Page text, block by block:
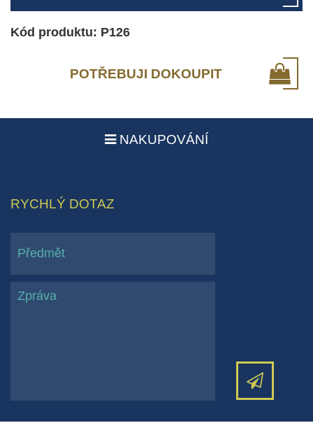
Kód produktu: P126
POTŘEBUJI DOKOUPIT
NAKUPOVÁNÍ
RYCHLÝ DOTAZ